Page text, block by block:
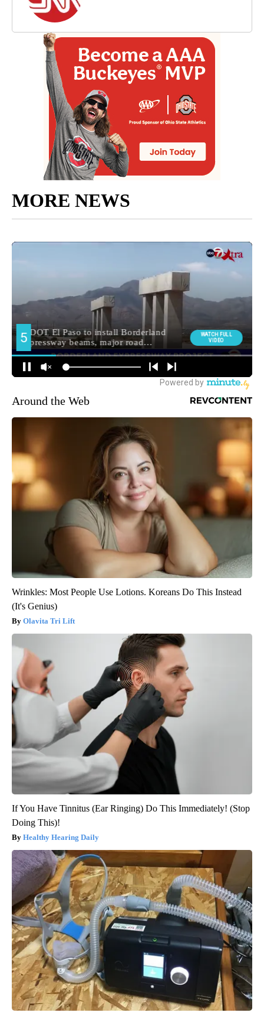
MORE NEWS
Around the Web
Wrinkles: Most People Use Lotions. Koreans Do This Instead
(It's Genius)
Olavita Tri Lift
If You Have Tinnitus (Ear Ringing) Do This Immediately! (Stop
Doing This)!
Healthy Hearing Daily